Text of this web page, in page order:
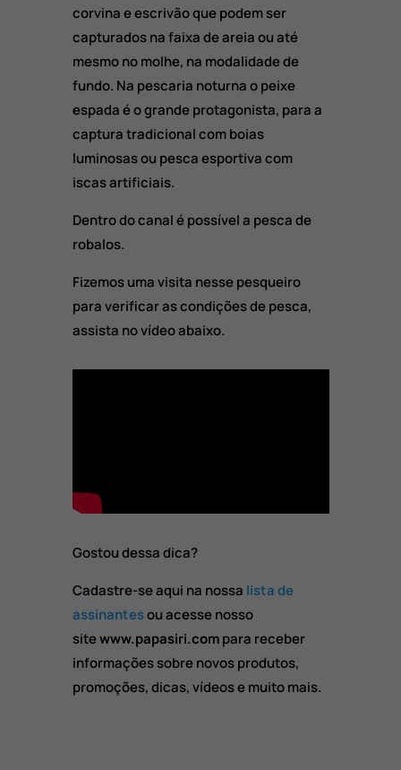
corvina e escrivão que podem ser
capturados na faixa de areia ou até
mesmo no molhe, na modalidade de
fundo. Na pescaria noturna o peixe
espada é o grande protagonista, para a
captura tradicional com boias
luminosas ou pesca esportiva com
iscas artificiais.
Dentro do canal é possível a pesca de
robalos.
Fizemos uma visita nesse pesqueiro
para verificar as condições de pesca,
assista no vídeo abaixo.
Gostou dessa dica?
Cadastre-se aqui na nossa lista de
assinantesou acesse nosso
sitewww.papasiri.compara receber
informações sobre novos produtos,
promoções, dicas, vídeos e muito mais.